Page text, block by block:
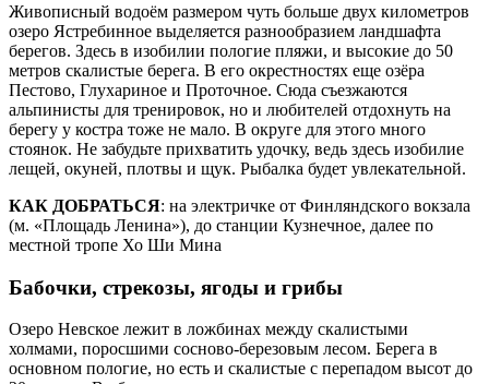
Живописный водоём размером чуть больше двух километров
озеро Ястребинное выделяется разнообразием ландшафта
берегов. Здесь в изобилии пологие пляжи, и высокие до 50
метров скалистые берега. В его окрестностях еще озёра
Пестово, Глухариное и Проточное. Сюда съезжаются
альпинисты для тренировок, но и любителей отдохнуть на
берегу у костра тоже не мало. В округе для этого много
стоянок. Не забудьте прихватить удочку, ведь здесь изобилие
лещей, окуней, плотвы и щук. Рыбалка будет увлекательной.
КАК ДОБРАТЬСЯ: на электричке от Финляндского вокзала
(м. «Площадь Ленина»), до станции Кузнечное, далее по
местной тропе Хо Ши Мина
Бабочки, стрекозы, ягоды и грибы
Озеро Невское лежит в ложбинах между скалистыми
холмами, поросшими сосново-березовым лесом. Берега в
основном пологие, но есть и скалистые с перепадом высот до